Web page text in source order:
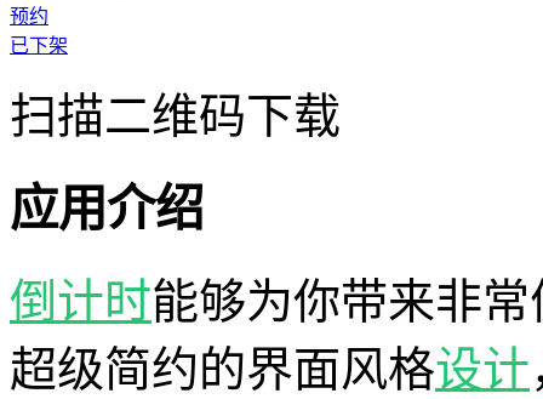
预约
已下架
扫描二维码下载
应用介绍
倒计时能够为你带来非
超级简约的界面风格设计